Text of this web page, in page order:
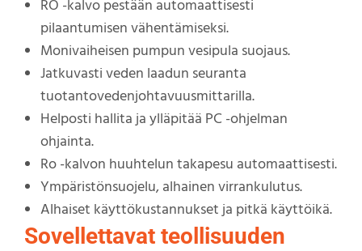
RO -kalvo pestään automaattisesti
pilaantumisen vähentämiseksi.
Monivaiheisen pumpun vesipula suojaus.
Jatkuvasti veden laadun seuranta
tuotantovedenjohtavuusmittarilla.
Helposti hallita ja ylläpitää PC -ohjelman
ohjainta.
Ro -kalvon huuhtelun takapesu automaattisesti.
Ympäristönsuojelu, alhainen virrankulutus.
Alhaiset käyttökustannukset ja pitkä käyttöikä.
Sovellettavat teollisuuden